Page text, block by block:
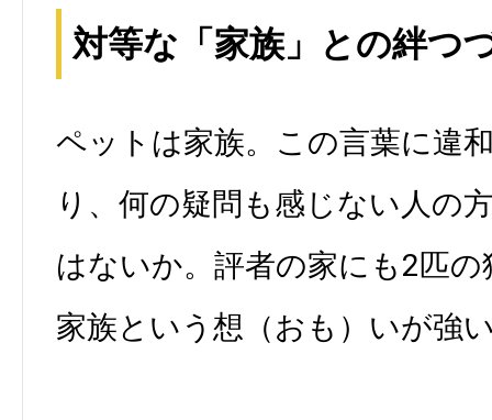
対等な「家族」との絆つ
ペットは家族。この言葉に違
り、何の疑問も感じない人の
はないか。評者の家にも2匹
家族という想（おも）いが強